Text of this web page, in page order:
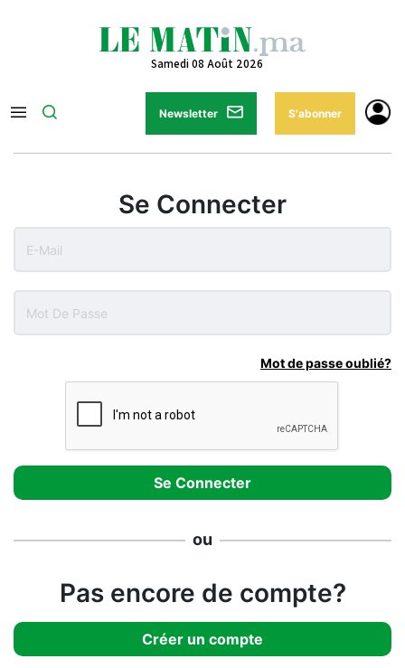
Samedi 08 Août 2026
Newsletter S'abonner
Se Connecter
Mot de passe oublié?
ou
Pas encore de compte?
Créer un compte